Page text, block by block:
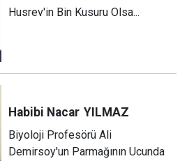
Husrev'in Bin Kusuru Olsa...
Habibi Nacar YILMAZ
Biyoloji Profesörü Ali
Demirsoy'un Parmağının Ucunda